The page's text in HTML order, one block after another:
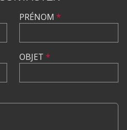
PRÉNOM *
OBJET *